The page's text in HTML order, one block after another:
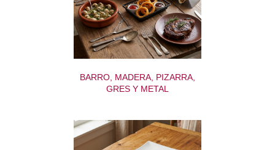
BARRO, MADERA, PIZARRA,
GRES Y METAL